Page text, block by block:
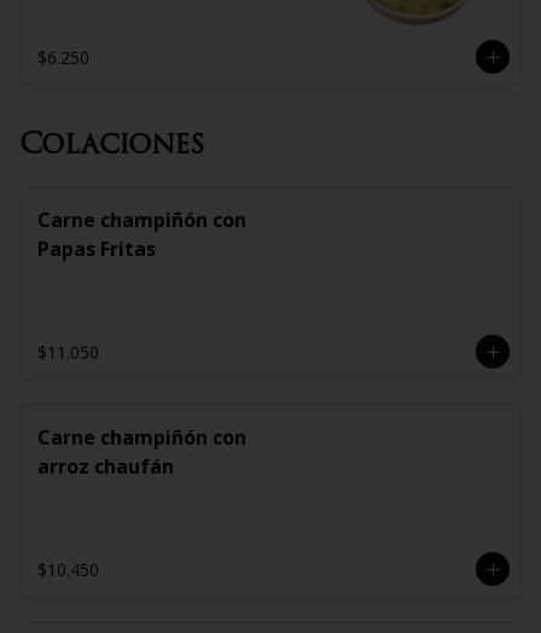
$6.250
Colaciones
Carne champiñón con
Papas Fritas
$11.050
Carne champiñón con
arroz chaufán
$10.450